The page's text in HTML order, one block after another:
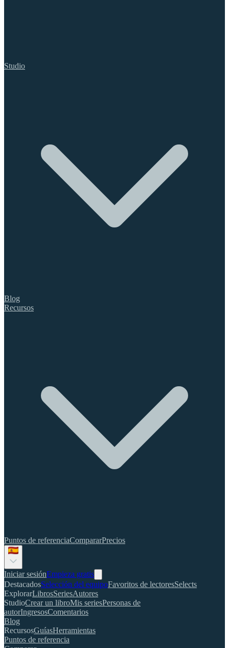
Studio
Blog
Recursos
Puntos de referenciaCompararPrecios
Iniciar sesiónEmpieza gratis
DestacadosSelección del equipoFavoritos de lectoresSelects
ExplorarLibrosSeriesAutores
StudioCrear un libroMis seriesPersonas de
autorIngresosComentarios
Blog
RecursosGuíasHerramientas
Puntos de referencia